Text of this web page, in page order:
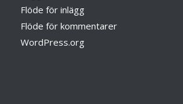
Flöde för inlägg
Flöde för kommentarer
WordPress.org